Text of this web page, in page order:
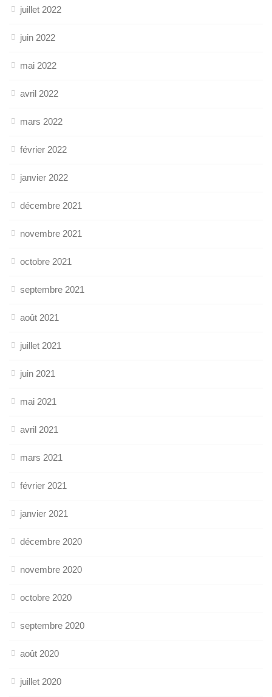
juillet 2022
juin 2022
mai 2022
avril 2022
mars 2022
février 2022
janvier 2022
décembre 2021
novembre 2021
octobre 2021
septembre 2021
août 2021
juillet 2021
juin 2021
mai 2021
avril 2021
mars 2021
février 2021
janvier 2021
décembre 2020
novembre 2020
octobre 2020
septembre 2020
août 2020
juillet 2020